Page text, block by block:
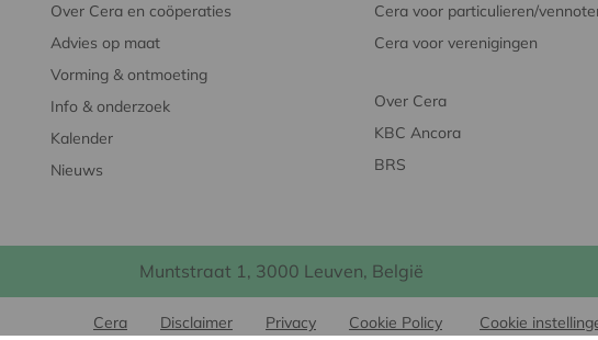
Over Cera en coöperaties
Advies op maat
Vorming & ontmoeting
Info & onderzoek
Kalender
Nieuws
Cera voor particulieren/
Cera voor verenigingen
Over Cera
KBC Ancora
BRS
Muntstraat 1, 3000 Leuven, België
Cera Disclaimer Privacy Cookie Policy Cookie